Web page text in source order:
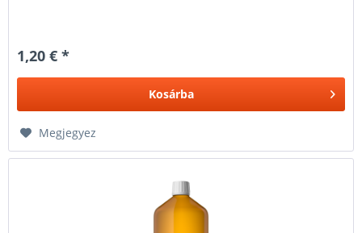
1,20 € *
Kosárba
Megjegyez